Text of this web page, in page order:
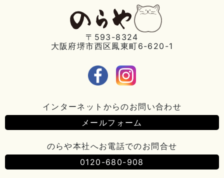
〒593-8324
大阪府堺市西区鳳東町6-620-1
インターネットからのお問い合わせ
メールフォーム
のらや本社へお電話でのお問合せ
0120-680-908